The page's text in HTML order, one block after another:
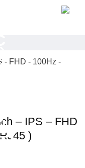
– IPS – FHD
)